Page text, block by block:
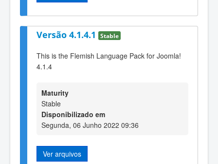
Versão 4.1.4.1 Stable
This is the Flemish Language Pack for Joomla!
4.1.4
Maturity
Stable
Disponibilizado em
Segunda, 06 Junho 2022 09:36
Ver arquivos